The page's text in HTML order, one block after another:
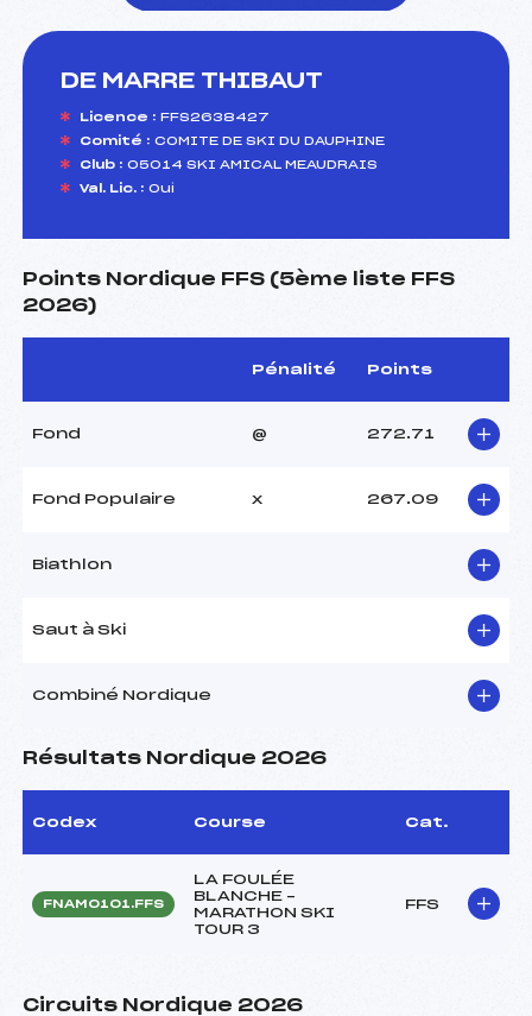
DE MARRE THIBAUT
Licence : FFS2638427
Comité : COMITE DE SKI DU DAUPHINE
Club : 05014 SKI AMICAL MEAUDRAIS
Val. Lic. : Oui
Points Nordique FFS (5ème liste FFS
2026)
Pénalité Points
Fond @ 272.71
Fond Populaire x 267.09
Biathlon
Saut à Ski
Combiné Nordique
Résultats Nordique 2026
Codex Course Cat.
FNAM0101.FFS
LA FOULÉE
BLANCHE –
MARATHON SKI
TOUR 3
FFS
Circuits Nordique 2026